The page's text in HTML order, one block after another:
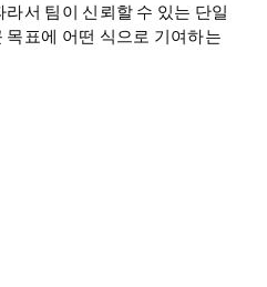
서 팀이 신뢰할 수 있는 단일
목표에 어떤 식으로 기여하는